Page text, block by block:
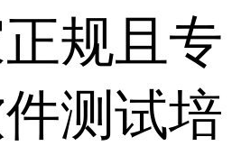
规且专
测试培